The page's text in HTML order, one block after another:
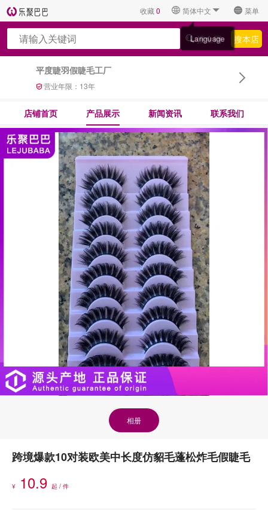
收藏0 简体中文 菜单
平度睫羽假睫毛工厂
营业年限： 13年
搜全网 搜本店
店铺首页 产品展示 新闻资讯 联系我们
相册
跨境爆款10对装欧美中长度仿貂毛蓬松炸毛假睫毛
¥ 10.9 起 / 件
Language